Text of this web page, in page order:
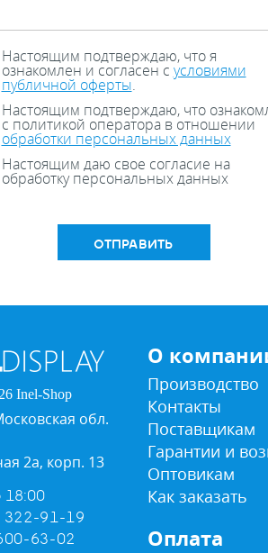
Настоящим подтверждаю, что я
ознакомлен и согласен с условиями
публичной оферты.
Настоящим подтверждаю, что
с политикой оператора в отношении
обработки персональных данных
Настоящим даю свое согласие на
обработку персональных данных
ОТПРАВИТЬ
Inel-Shop
обл.
2а, корп. 13
18:00
322-91-19
63-02
О
Производство
Контакты
Поставщикам
Гарантии и
Оптовикам
Как заказать
Оплата